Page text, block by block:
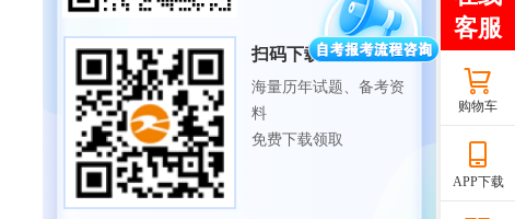
扫码下载APP
海量历年试题、备考资
料
免费下载领取
购物车
APP下载